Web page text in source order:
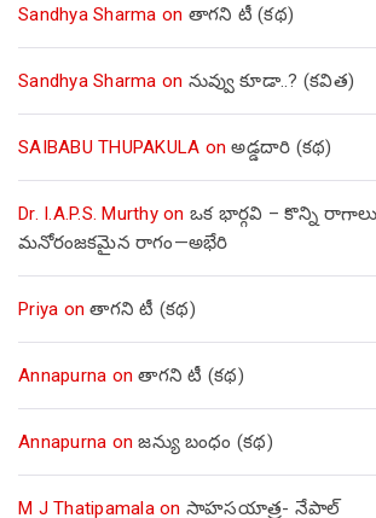
Sandhya Sharma on తాగని టీ (కథ)
Sandhya Sharma on నువ్వు కూడా..? (కవిత)
SAIBABU THUPAKULA onఅడ్డదారి (కథ)
Dr. I.A.P.S. Murthyon ఒక భార్గవి – కొన్ని
మనోరంజకమైన రాగం—అభేరి
Priya onతాగని టీ (కథ)
Annapurna onతాగని టీ (కథ)
Annapurna onజన్యు బంధం (కథ)
M J Thatipamalaon సాహసయాత్ర- నేపాల్‌